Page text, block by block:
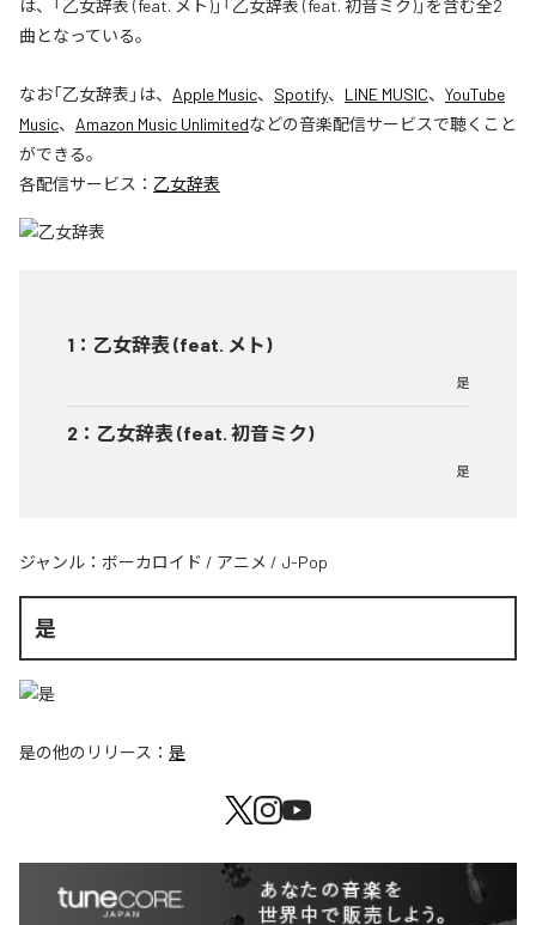
は、「乙女辞表 (feat. メト)」「乙女辞表 (feat. 初音ミク)」を含む全2
曲となっている。
なお「乙女辞表 」は、 Apple Music、 Spotify、 LINE MUSIC、 YouTube
Music、 Amazon Music Unlimitedなどの音楽配信サービスで聴くこと
ができる。
各配信サービス： 乙女辞表
1 ： 乙女辞表 (feat. メト)
是
2 ： 乙女辞表 (feat. 初音ミク)
是
ジャンル： ボーカロイド / アニメ / J-Pop
是
是の他のリリース： 是